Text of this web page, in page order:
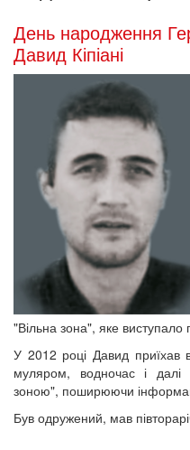
День народження
Давид Кіпіані
"Вільна зона", яке виступало
У 2012 році Давид приїхав
муляром, водночас і далі
зоною", поширюючи
Був одружений, мав